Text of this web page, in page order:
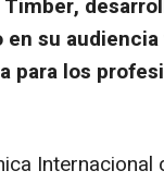
su
para los